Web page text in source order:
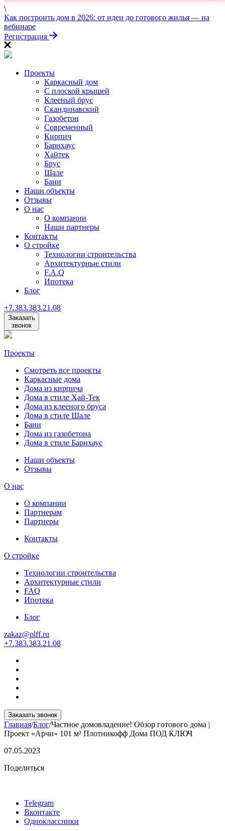
\
Как построить дом в 2026: от идеи до готового жилья — на
вебинаре
Регистрация
Проекты
Каркасный дом
С плоской крышей
Клееный брус
Скандинавский
Газобетон
Современный
Кирпич
Барнхаус
Хайтек
Брус
Шале
Бани
Наши объекты
Отзывы
О нас
О компании
Наши партнеры
Контакты
О стройке
Технологии строительства
Архитектурные стили
F.A.Q
Ипотека
Блог
+7.383.383.21.08
Заказать
звонок
Проекты
Смотреть все проекты
Каркасные дома
Дома из кирпича
Дома в стиле Хай-Тек
Дома из клееного бруса
Дома в стиле Шале
Бани
Дома из газобетона
Дома в стиле Барнхаус
Наши объекты
Отзывы
О нас
О компании
Партнерам
Партнеры
Контакты
О стройке
Технологии строительства
Архитектурные стили
FAQ
Ипотека
Блог
zakaz@plff.ru
+7.383.383.21.08
Заказать звонок
Главная/Блог/Частное домовладение! Обзор готового дома |
Проект «Арчи» 101 м² Плотникофф Дома ПОД КЛЮЧ
07.05.2023
Поделиться
Telegram
Вконтакте
Одноклассники
«Заберите выгоду!»